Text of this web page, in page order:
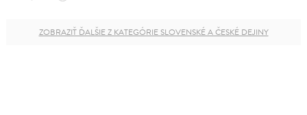
ZOBRAZIŤ ĎALŠIE Z KATEGÓRIE SLOVENSKÉ A ČESKÉ DEJINY